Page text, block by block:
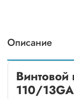
Описание
Винтовой
110/13GA